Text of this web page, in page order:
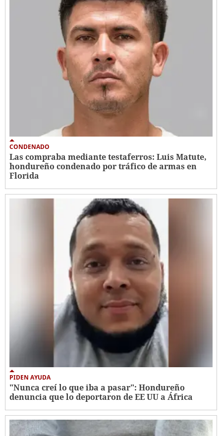
CONDENADO
Las compraba mediante testaferros: Luis Matute,
hondureño condenado por tráfico de armas en
Florida
PIDEN AYUDA
"Nunca creí lo que iba a pasar": Hondureño
denuncia que lo deportaron de EE UU a África